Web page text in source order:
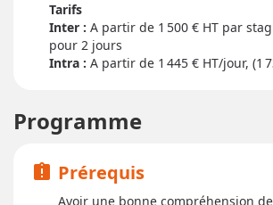
Tarifs
Inter :
1 500 € HT par
pour 2 jours
Intra : A partir de 1 445 € HT/jour, (1
Programme
assignment_late Prérequis
Avoir une bonne compréhension